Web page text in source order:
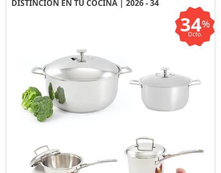
DISTINCION EN TU COCINA | 2026 - 34
34%
Dcto.